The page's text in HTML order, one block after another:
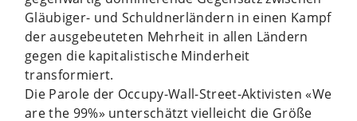
Gläubiger- und Schuldnerländern in einen Kampf
der ausgebeuteten Mehrheit in allen Ländern
gegen die kapitalistische Minderheit
transformiert.
Die Parole der Occupy-Wall-Street-Aktivisten «We
are the 99%» unterschätzt vielleicht die Größe